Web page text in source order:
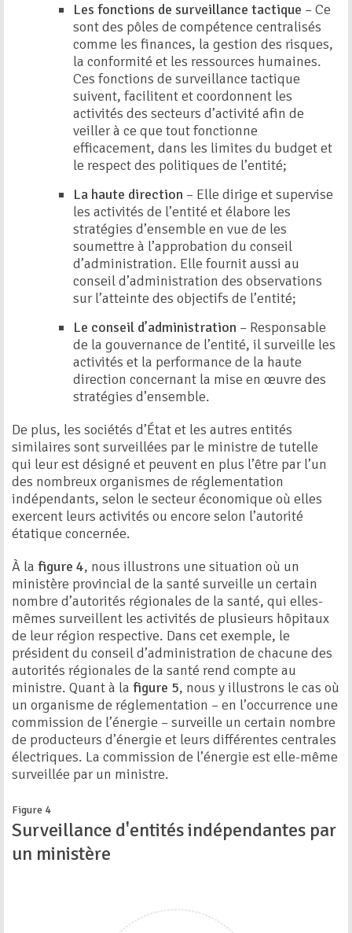
Les fonctions de surveillance tactique – Ce
sont des pôles de compétence centralisés
comme les finances, la gestion des risques,
la conformité et les ressources humaines.
Ces fonctions de surveillance tactique
suivent, facilitent et coordonnent les
activités des secteurs d’activité afin de
veiller à ce que tout fonctionne
efficacement, dans les limites du budget et
le respect des politiques de l’entité;
La haute direction – Elle dirige et supervise
les activités de l’entité et élabore les
stratégies d’ensemble en vue de les
soumettre à l’approbation du conseil
d’administration. Elle fournit aussi au
conseil d’administration des observations
sur l’atteinte des objectifs de l’entité;
Le conseil d’administration – Responsable
de la gouvernance de l’entité, il surveille les
activités et la performance de la haute
direction concernant la mise en œuvre des
stratégies d’ensemble.
De plus, les sociétés d’État et les autres entités
similaires sont surveillées par le ministre de tutelle
qui leur est désigné et peuvent en plus l’être par l’un
des nombreux organismes de réglementation
indépendants, selon le secteur économique où elles
exercent leurs activités ou encore selon l’autorité
étatique concernée.
À la figure 4, nous illustrons une situation où un
ministère provincial de la santé surveille un certain
nombre d’autorités régionales de la santé, qui elles-
mêmes surveillent les activités de plusieurs hôpitaux
de leur région respective. Dans cet exemple, le
président du conseil d’administration de chacune des
autorités régionales de la santé rend compte au
ministre. Quant à la figure 5, nous y illustrons le cas où
un organisme de réglementation – en l’occurrence une
commission de l’énergie – surveille un certain nombre
de producteurs d’énergie et leurs différentes centrales
électriques. La commission de l’énergie est elle-même
surveillée par un ministre.
Figure 4
Surveillance d'entités indépendantes par
un ministère